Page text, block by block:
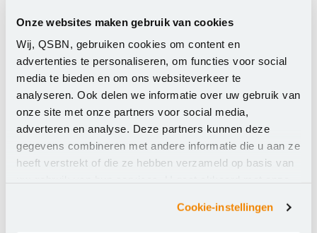
Onze websites maken gebruik van cookies
Wij, QSBN, gebruiken cookies om content en
advertenties te personaliseren, om functies voor social
media te bieden en om ons websiteverkeer te
analyseren. Ook delen we informatie over uw gebruik van
onze site met onze partners voor social media,
adverteren en analyse. Deze partners kunnen deze
gegevens combineren met andere informatie die u aan ze
heeft verstrekt of die ze hebben verzameld op basis van
Cookie-instellingen
Bekijk FAQ